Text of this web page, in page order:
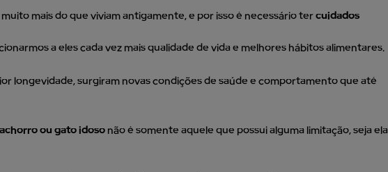
mais do que viviam antigamente, e por isso é necessário ter cuidados
a eles cada vez mais qualidade de vida e melhores hábitos alimentares.
longevidade, surgiram novas condições de saúde e comportamento que até
ou gato idoso não é somente aquele que possui alguma limitação, seja ela